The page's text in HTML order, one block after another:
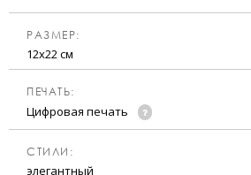
РАЗМЕР:
12х22 см
ПЕЧАТЬ:
Цифровая печать
CТИЛИ:
элегантный